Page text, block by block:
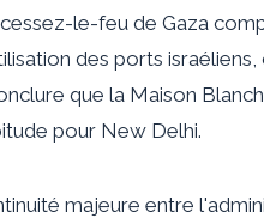
le-feu de Gaza
des ports israéliens,
que la Maison
pour New Delhi.
majeure entre